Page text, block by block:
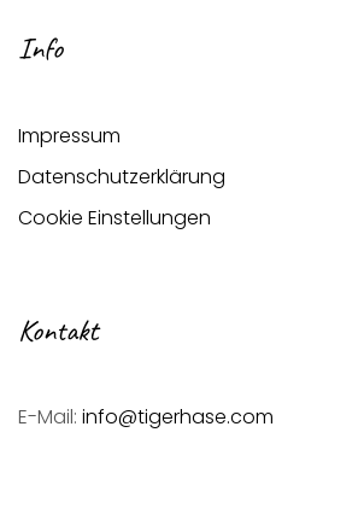
Info
Impressum
Datenschutzerklärung
Cookie Einstellungen
Kontakt
E-Mail: info@tigerhase.com